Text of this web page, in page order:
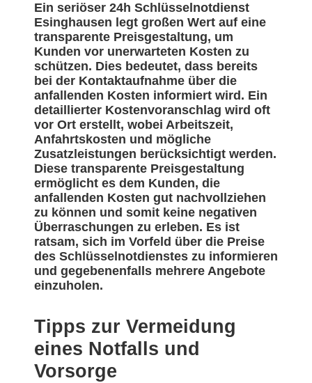
Ein seriöser 24h Schlüsselnotdienst
Esinghausen legt großen Wert auf eine
transparente Preisgestaltung, um
Kunden vor unerwarteten Kosten zu
schützen. Dies bedeutet, dass bereits
bei der Kontaktaufnahme über die
anfallenden Kosten informiert wird. Ein
detaillierter Kostenvoranschlag wird oft
vor Ort erstellt, wobei Arbeitszeit,
Anfahrtskosten und mögliche
Zusatzleistungen berücksichtigt werden.
Diese transparente Preisgestaltung
ermöglicht es dem Kunden, die
anfallenden Kosten gut nachvollziehen
zu können und somit keine negativen
Überraschungen zu erleben. Es ist
ratsam, sich im Vorfeld über die Preise
des Schlüsselnotdienstes zu informieren
und gegebenenfalls mehrere Angebote
einzuholen.
Tipps zur Vermeidung
eines Notfalls und
Vorsorge